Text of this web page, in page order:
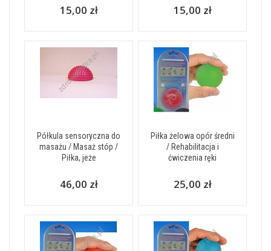
15,00 zł 15,00 zł
Półkula sensoryczna do
masażu / Masaż stóp /
Piłka, jeże
46,00 zł
Piłka żelowa opór średni
/ Rehabilitacja i
ćwiczenia ręki
25,00 zł